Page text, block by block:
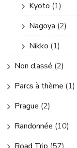
Kyoto (1)
Nagoya (2)
Nikko (1)
Non classé (2)
Parcs à thème (1)
Prague (2)
Randonnée (10)